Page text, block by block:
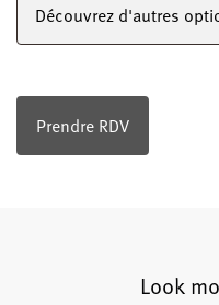
Découvrez d'autres
Prendre RDV
Look